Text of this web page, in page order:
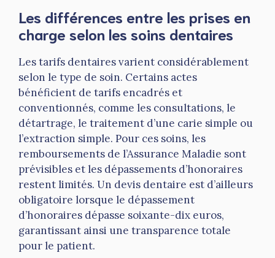
Les différences entre les prises en
charge selon les soins dentaires
Les tarifs dentaires varient considérablement
selon le type de soin. Certains actes
bénéficient de tarifs encadrés et
conventionnés, comme les consultations, le
détartrage, le traitement d’une carie simple ou
l’extraction simple. Pour ces soins, les
remboursements de l’Assurance Maladie sont
prévisibles et les dépassements d’honoraires
restent limités. Un devis dentaire est d’ailleurs
obligatoire lorsque le dépassement
d’honoraires dépasse soixante-dix euros,
garantissant ainsi une transparence totale
pour le patient.